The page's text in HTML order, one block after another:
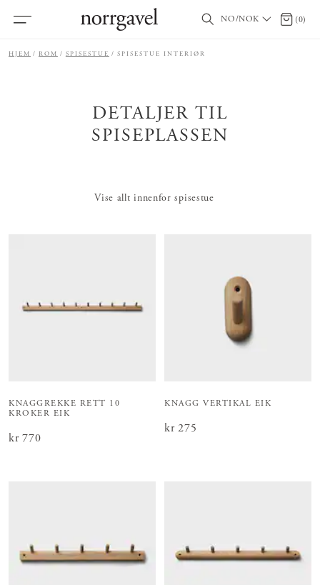
NO/NOK 0 (0)
HJEM ROM SPISESTUE SPISESTUE INTERIØR
DETALJER TIL
SPISEPLASSEN
Vise allt innenfor spisestue
KNAGGREKKE RETT 10
KROKER EIK
Pris:kr 770
kr 770
KNAGG VERTIKAL EIK
Pris:kr 275
kr 275